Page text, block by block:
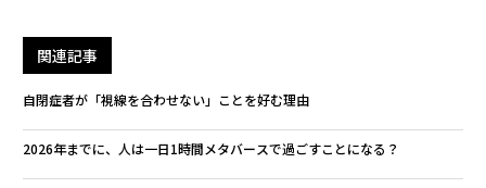
関連記事
自閉症者が「視線を合わせない」ことを好む理由
2026年までに、人は一日1時間メタバースで過ごすことになる？